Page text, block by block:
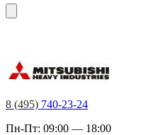
8 (495) 740-23-24
Пн-Пт: 09:00 — 18:00